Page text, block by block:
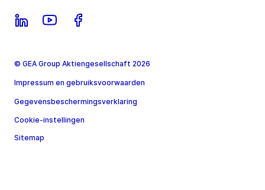
© GEA Group Aktiengesellschaft 2026
Impressum en gebruiksvoorwaarden
Gegevensbeschermingsverklaring
Cookie-instellingen
Sitemap